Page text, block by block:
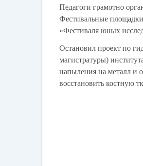
Педагоги грамотно
Фестивальные
«Фестиваля юных
Остановил проект по
магистратуры)
напыления на металл и
восстановить костную